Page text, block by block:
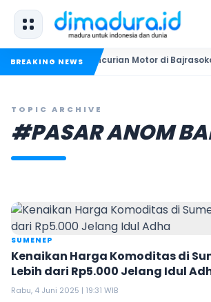
BREAKING NEWS
Pelaku Pencurian Motor di Bajrasokah
TOPIC ARCHIVE
#PASAR ANOM
SUMENEP
Kenaikan Harga Komoditas di
Lebih dari Rp5.000 Jelang Idul
Rabu, 4 Juni 2025 | 19:31 WIB